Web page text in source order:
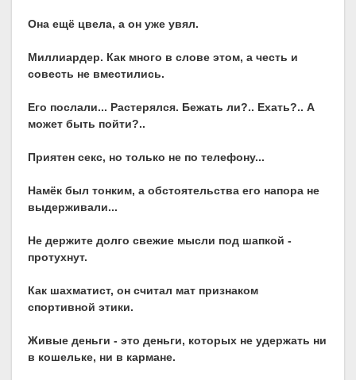
Она ещё цвела, а он уже увял.
Миллиардер. Как много в слове этом, а честь и
совесть не вместились.
Его послали... Растерялся. Бежать ли?.. Ехать?.. А
может быть пойти?..
Приятен секс, но только не по телефону...
Намёк был тонким, а обстоятельства его напора не
выдерживали...
Не держите долго свежие мысли под шапкой -
протухнут.
Как шахматист, он считал мат признаком
спортивной этики.
Живые деньги - это деньги, которых не удержать ни
в кошельке, ни в кармане.